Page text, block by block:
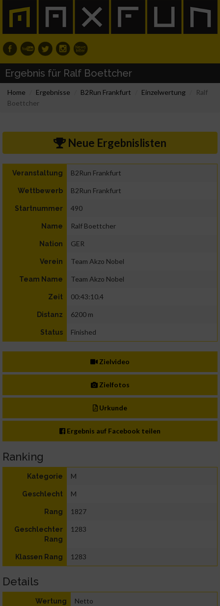
Ergebnis für Ralf Boettcher
Home Ergebnisse B2Run Frankfurt Einzelwertung
Ralf
Boettcher
Neue Ergebnislisten
Veranstaltung B2Run Frankfurt
Wettbewerb B2Run Frankfurt
Startnummer 490
Name Ralf Boettcher
Nation GER
Verein Team Akzo Nobel
Team Name Team Akzo Nobel
Zeit 00:43:10.4
Distanz 6200 m
Status Finished
Zielvideo
Zielfotos
Urkunde
Ergebnis auf Facebook teilen
Ranking
Kategorie M
Geschlecht M
Rang 1827
Geschlechter
Rang
1283
Klassen Rang 1283
Details
Wertung Netto